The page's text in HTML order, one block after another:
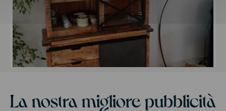
La nostra migliore pubblicità